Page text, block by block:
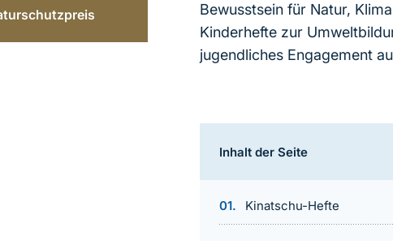
Bewusstsein für Natur,
Kinderhefte zur
jugendliches Engagement
Inhalt der Seite
Kinatschu-Hefte